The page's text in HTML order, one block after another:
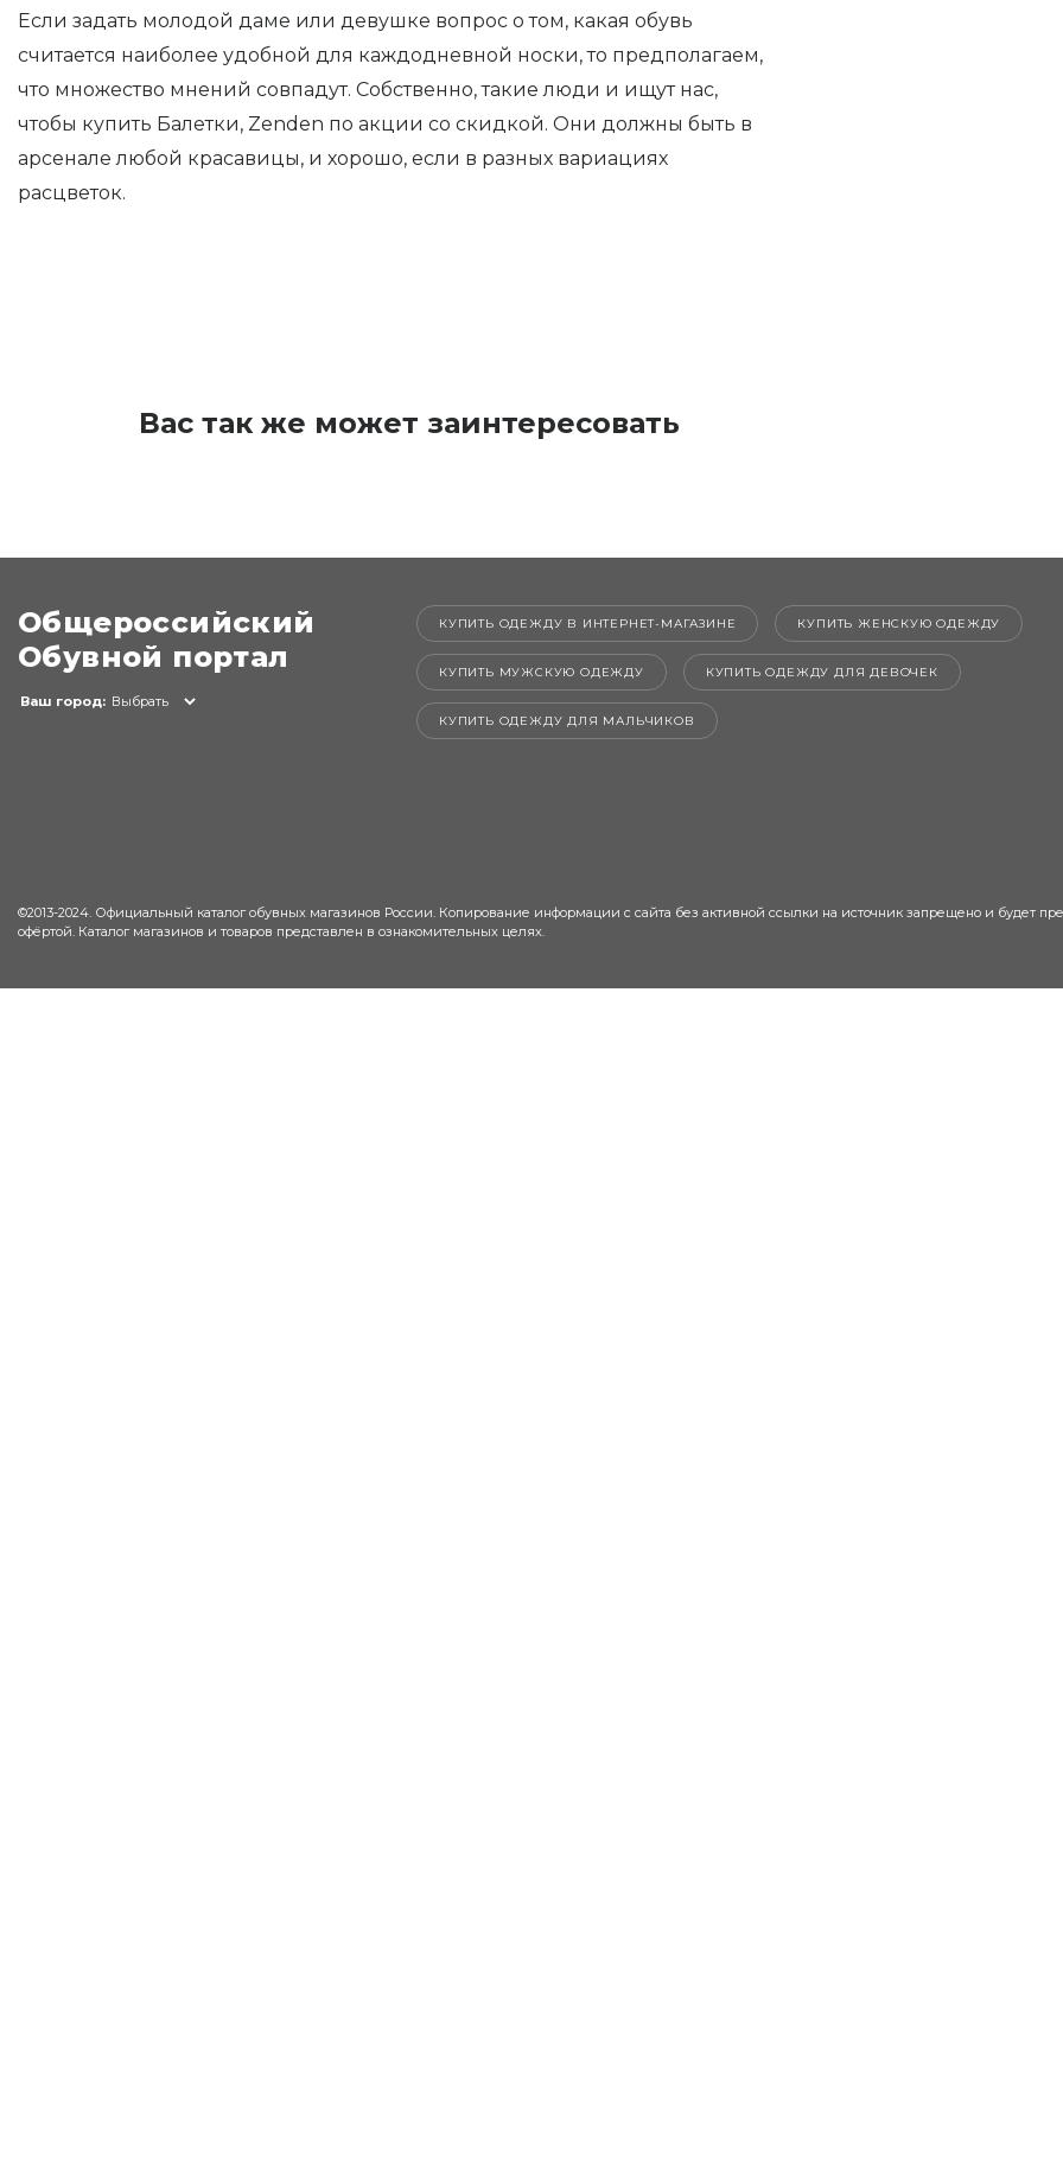
Если задать молодой даме или девушке вопрос о том, какая обувь
считается наиболее удобной для каждодневной носки, то предполагаем,
что множество мнений совпадут. Собственно, такие люди и ищут нас,
чтобы купить Балетки, Zenden по акции со скидкой. Они должны быть в
арсенале любой красавицы, и хорошо, если в разных вариациях
расцветок.
Вас так же может заинтересовать
Общероссийский
Обувной портал
Ваш город: Выбрать
КУПИТЬ ОДЕЖДУ В ИНТЕРНЕТ-МАГАЗИНЕ КУПИТЬ ЖЕНСКУЮ ОДЕЖДУ
КУПИТЬ МУЖСКУЮ ОДЕЖДУ КУПИТЬ ОДЕЖДУ ДЛЯ ДЕВОЧЕК
КУПИТЬ ОДЕЖДУ ДЛЯ МАЛЬЧИКОВ
©2013-2024. Официальный каталог обувных магазинов России. Копирование информации с сайта без активной ссылки на источник запрещено и будет
офёртой. Каталог магазинов и товаров представлен в ознакомительных целях.